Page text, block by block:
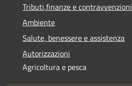
Tributi,finanze e contravvenzioni
Ambiente
Salute, benessere e assistenza
Autorizzazioni
Agricoltura e pesca